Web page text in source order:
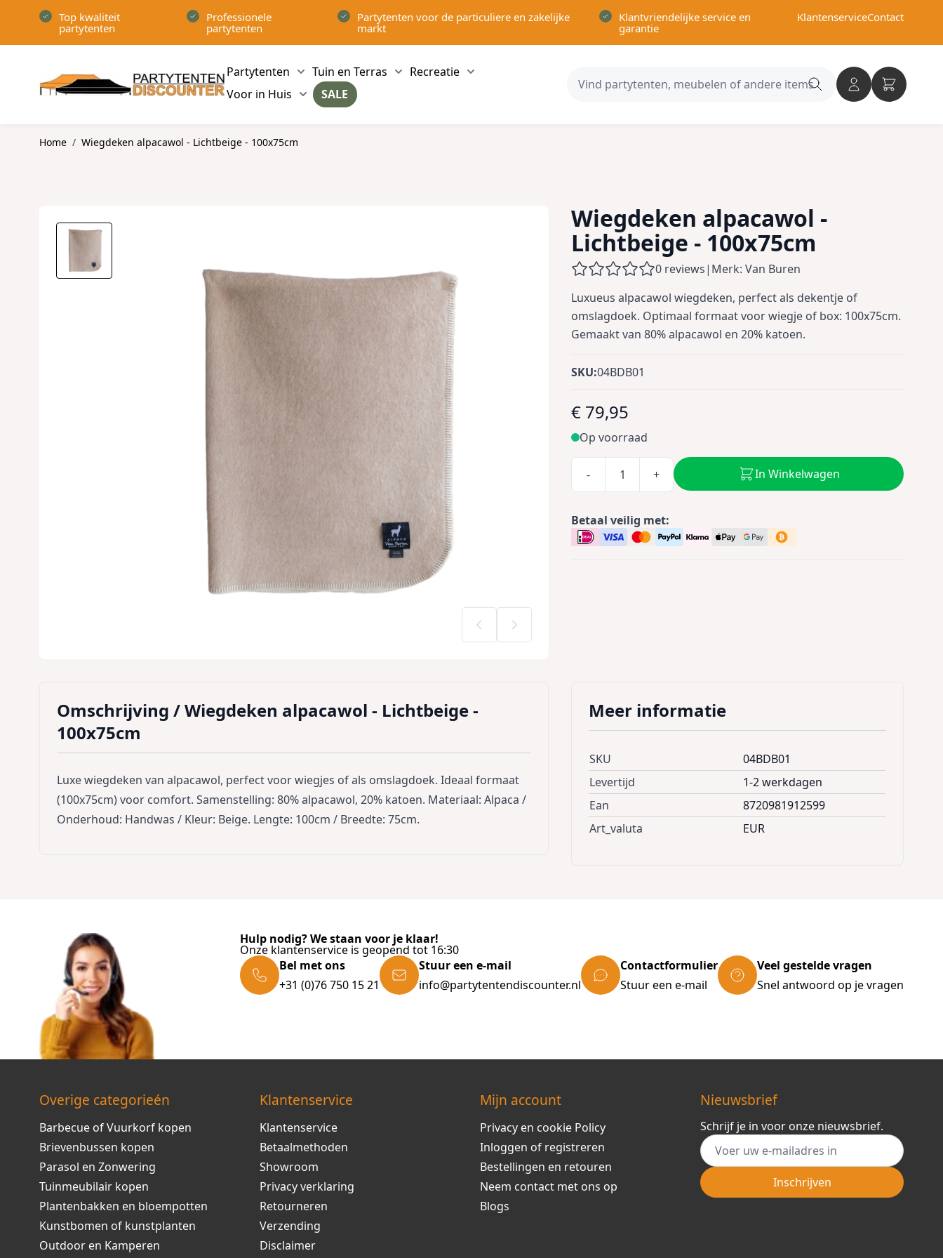
Top kwaliteit
partytenten
Professionele
partytenten
Partytenten voor de particuliere en zakelijke
markt
Klantvriendelijke service en
garantie
KlantenserviceContact
Partytenten
Show submenu for Partytenten category
Tuin en Terras
Show submenu for Tuin en Terras category
Recreatie
Show submenu for Recreatie category
Voor in Huis
Show submenu for Voor in Huis category
SALE
Search
Home / Wiegdeken alpacawol - Lichtbeige - 100x75cm
Wiegdeken alpacawol -
Lichtbeige - 100x75cm
0 reviews| Merk: Van Buren
Luxueus alpacawol wiegdeken, perfect als dekentje of
omslagdoek. Optimaal formaat voor wiegje of box: 100x75cm.
Gemaakt van 80% alpacawol en 20% katoen.
SKU:04BDB01
€ 79,95
Op voorraad
- + In Winkelwagen
Betaal veilig met:
Omschrijving /Wiegdeken alpacawol - Lichtbeige -
100x75cm
Luxe wiegdeken van alpacawol, perfect voor wiegjes of als omslagdoek. Ideaal formaat
(100x75cm) voor comfort. Samenstelling: 80% alpacawol, 20% katoen. Materiaal: Alpaca /
Onderhoud: Handwas / Kleur: Beige. Lengte: 100cm / Breedte: 75cm.
Meer informatie
SKU
04BDB01
Levertijd
1-2 werkdagen
Ean
8720981912599
Art_valuta
EUR
Hulp nodig? We staan voor je klaar!
Onze klantenservice is geopend tot 16:30
Bel met ons
+31 (0)76 750 15 21
Stuur een e-mail
info@partytentendiscounter.nl
Contactformulier
Stuur een e-mail
Veel gestelde vragen
Snel antwoord op je vragen
Overige categorieén
Barbecue of Vuurkorf kopen
Brievenbussen kopen
Parasol en Zonwering
Tuinmeubilair kopen
Plantenbakken en bloempotten
Kunstbomen of kunstplanten
Outdoor en Kamperen
Klantenservice
Klantenservice
Betaalmethoden
Showroom
Privacy verklaring
Retourneren
Verzending
Disclaimer
Mijn account
Privacy en cookie Policy
Inloggen of registreren
Bestellingen en retouren
Neem contact met ons op
Blogs
Nieuwsbrief
Schrijf je in voor onze nieuwsbrief.
E-mail adres
Inschrijven